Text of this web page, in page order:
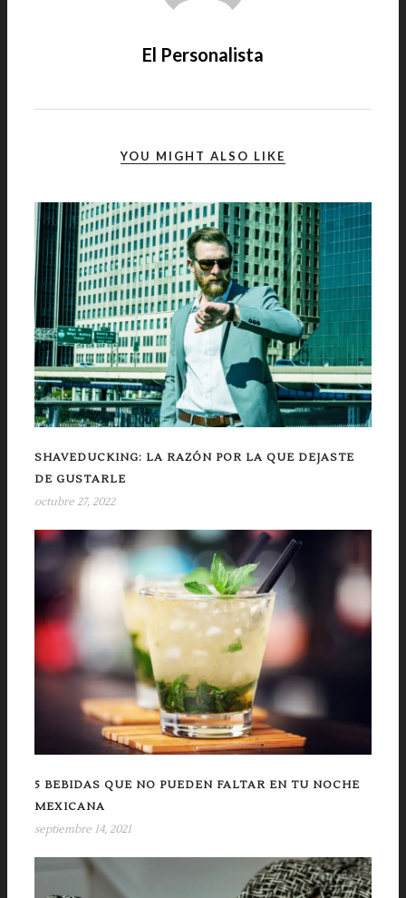
El Personalista
YOU MIGHT ALSO LIKE
SHAVEDUCKING: LA RAZÓN POR LA QUE DEJASTE
DE GUSTARLE
octubre 27, 2022
5 BEBIDAS QUE NO PUEDEN FALTAR EN TU NOCHE
MEXICANA
septiembre 14, 2021